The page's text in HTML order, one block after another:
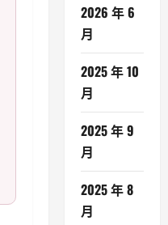
2026 年 6
月
2025 年 10
月
2025 年 9
月
2025 年 8
月